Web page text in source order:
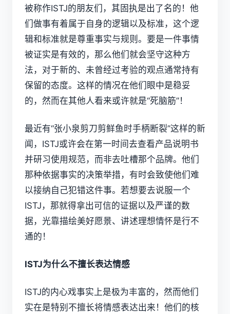
被称作ISTJ的朋友们，其固执是出了名的！他
们做事有着属于自身的逻辑以及标准，这个逻
辑和标准就是尊重事实与规则。要是一件事情
被证实是有效的，那么他们就会坚守这种方
法，对于新的、未曾经过考验的观点通常持有
保留的态度。这样的情况在他们眼中是稳妥
的，然而在其他人看来或许就是“死脑筋”！
最近有“张小泉剪刀剪鲜鱼时手柄断裂”这样的新
闻，ISTJ或许会在第一时间去查看产品说明书
并研习使用规范，而非去吐槽那个品牌。他们
那种依据事实的决策举措，有时会致使他们难
以接纳自己犯错这件事。若想要去说服一个
ISTJ，那就得拿出可信的证据以及严谨的数
据，光靠描绘美好愿景、讲述理想情怀是行不
通的！
ISTJ为什么不擅长表达情感
ISTJ的内心戏事实上是极为丰富的，然而他们
实在是特别不擅长将情感表达出来！他们的核